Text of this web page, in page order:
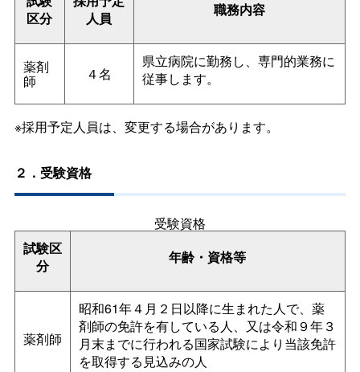
区分
人員
職務内容
薬剤
師 ４名
県立病院に勤務し、専門的業務に
従事します。
※採用予定人員は、変更する場合があります。
２．受験資格
受験資格
試験区
分
年齢・資格等
薬剤師
昭和61年４月２日以降に生まれた人で、薬
剤師の免許を有している人、又は令和９年３
月末までに行われる国家試験により当該免許
を取得する見込みの人